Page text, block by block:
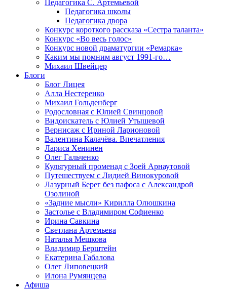
Педагогика С. Артемьевой
Педагогика школы
Педагогика двора
Конкурс короткого рассказа «Сестра таланта»
Конкурс «Во весь голос»
Конкурс новой драматургии «Ремарка»
Каким мы помним август 1991-го…
Михаил Швейцер
Блоги
Блог Лицея
Алла Нестеренко
Михаил Гольденберг
Родословная с Юлией Свинцовой
Видоискатель с Юлией Утышевой
Вернисаж с Ириной Ларионовой
Валентина Калачёва. Впечатления
Лариса Хенинен
Олег Гальченко
Культурный променад с Зоей Арнаутовой
Путешествуем с Лидией Винокуровой
Лазурный Берег без пафоса с Александрой
Озолиной
«Задние мысли» Кирилла Олюшкина
Застолье с Владимиром Софиенко
Ирина Савкина
Светлана Артемьева
Наталья Мешкова
Владимир Берштейн
Екатерина Габалова
Олег Липовецкий
Илона Румянцева
Афиша